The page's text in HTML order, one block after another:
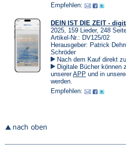
Empfehlen:
DEIN IST DIE ZEIT -
2025, 159 Lieder, 248
Artikel-Nr.: DV125/02
Herausgeber: Patrick
Schröder
Nach dem Kauf direkt
Digitale Bücher können
unsererAPP (Öffnet
neuen
und in
werden.
Empfehlen: